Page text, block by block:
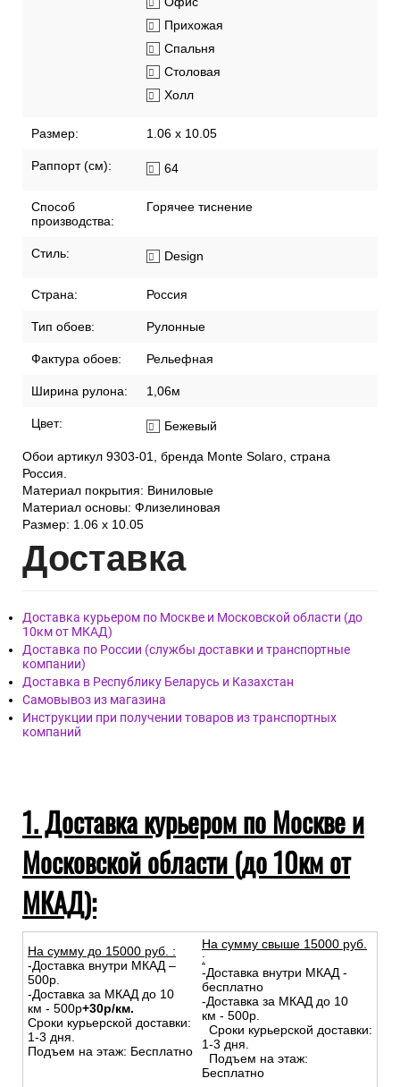
Прихожая
Спальня
Столовая
Холл
Размер: 1.06 x 10.05
Раппорт (см): 64
Способ
производства:
Горячее тиснение
Стиль: Design
Страна: Россия
Тип обоев: Рулонные
Фактура обоев: Рельефная
Ширина рулона: 1,06м
Цвет: Бежевый
Обои артикул 9303-01, бренда Monte Solaro, страна
Россия.
Материал покрытия: Виниловые
Материал основы: Флизелиновая
Размер: 1.06 x 10.05
Доставка
Доставка курьером по Москве и Московской области (до
10км от МКАД)
Доставка по России (службы доставки и транспортные
компании)
Доставка в Республику Беларусь и Казахстан
Самовывоз из магазина
Инструкции при получении товаров из транспортных
компаний
1. Доставка курьером по Москве и
Московской области (до 10км от
МКАД):
На сумму до 15000 руб. :
-Доставка внутри МКАД –
500р.
-Доставка за МКАД до 10
км - 500р+30р/км.
Сроки курьерской доставки:
1-3 дня.
Подъем на этаж: Бесплатно
На сумму свыше 15000 руб.
:
-Доставка внутри МКАД -
бесплатно
-Доставка за МКАД до 10
км - 500р.
Сроки курьерской доставки:
1-3 дня.
Подъем на этаж:
Бесплатно